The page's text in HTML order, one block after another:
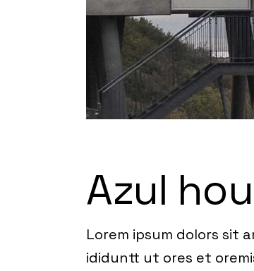
Azul
Lorem ipsum dolors sit
ididuntt ut ores et